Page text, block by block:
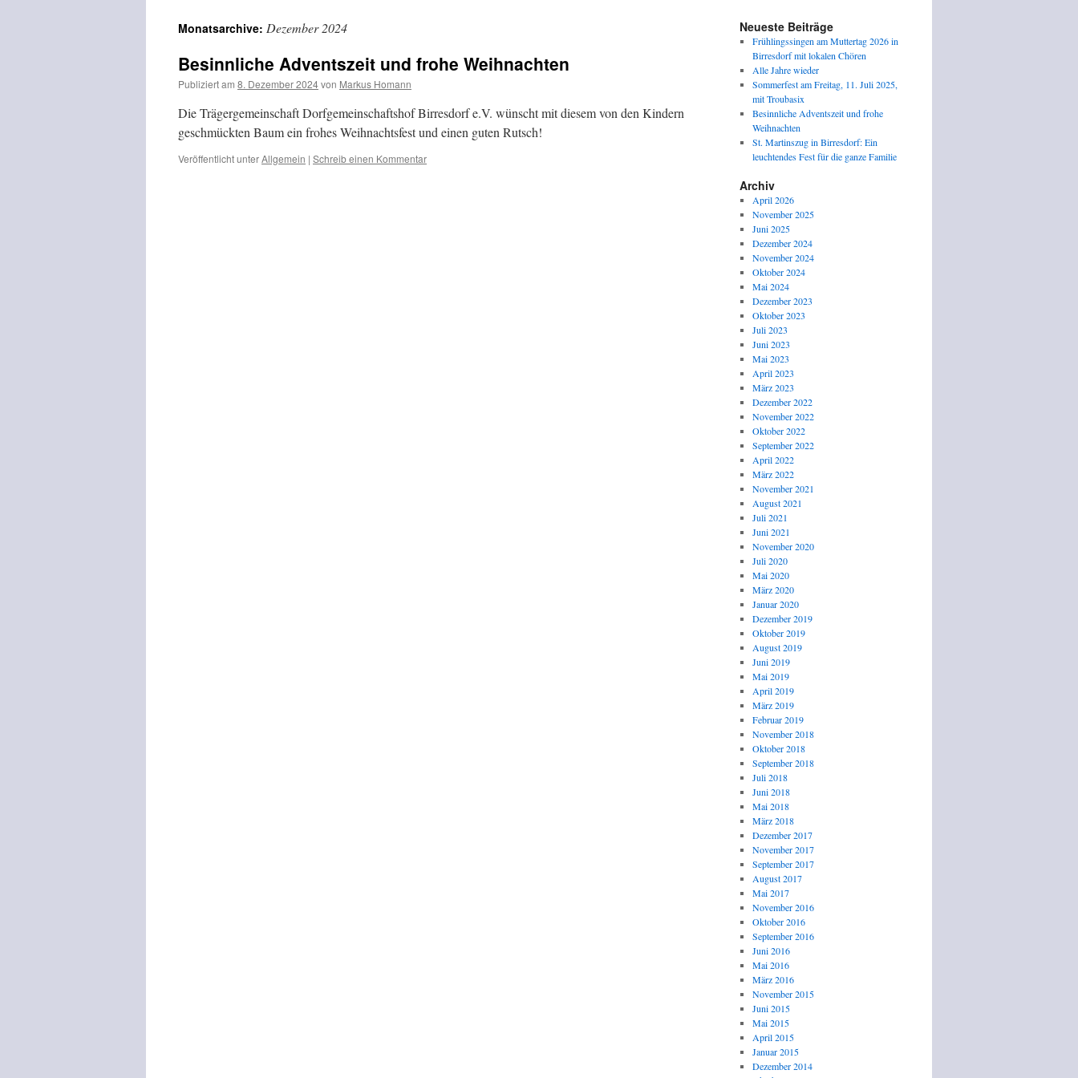
springen
Monatsarchive: Dezember 2024
Besinnliche Adventszeit und frohe Weihnachten
Publiziert am 8. Dezember 2024von Markus Homann
Die Trägergemeinschaft Dorfgemeinschaftshof Birresdorf e.V. wünscht mit diesem von den Kindern
geschmückten Baum ein frohes Weihnachtsfest und einen guten Rutsch!
Veröffentlicht unterAllgemein | Schreib einen Kommentar
Neueste Beiträge
Frühlingssingen am Muttertag 2026 in
Birresdorf mit lokalen Chören
Alle Jahre wieder
Sommerfest am Freitag, 11. Juli 2025,
mit Troubasix
Besinnliche Adventszeit und frohe
Weihnachten
St. Martinszug in Birresdorf: Ein
leuchtendes Fest für die ganze Familie
Archiv
April 2026
November 2025
Juni 2025
Dezember 2024
November 2024
Oktober 2024
Mai 2024
Dezember 2023
Oktober 2023
Juli 2023
Juni 2023
Mai 2023
April 2023
März 2023
Dezember 2022
November 2022
Oktober 2022
September 2022
April 2022
März 2022
November 2021
August 2021
Juli 2021
Juni 2021
November 2020
Juli 2020
Mai 2020
März 2020
Januar 2020
Dezember 2019
Oktober 2019
August 2019
Juni 2019
Mai 2019
April 2019
März 2019
Februar 2019
November 2018
Oktober 2018
September 2018
Juli 2018
Juni 2018
Mai 2018
März 2018
Dezember 2017
November 2017
September 2017
August 2017
Mai 2017
November 2016
Oktober 2016
September 2016
Juni 2016
Mai 2016
März 2016
November 2015
Juni 2015
Mai 2015
April 2015
Januar 2015
Dezember 2014